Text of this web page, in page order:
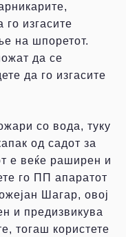
го изгасите
на шпоретот.
да се
да го изгасите
со вода, туку
од садот за
е веќе раширен и
го ПП апаратот
Шагар, овој
и предизвикува
тогаш користете